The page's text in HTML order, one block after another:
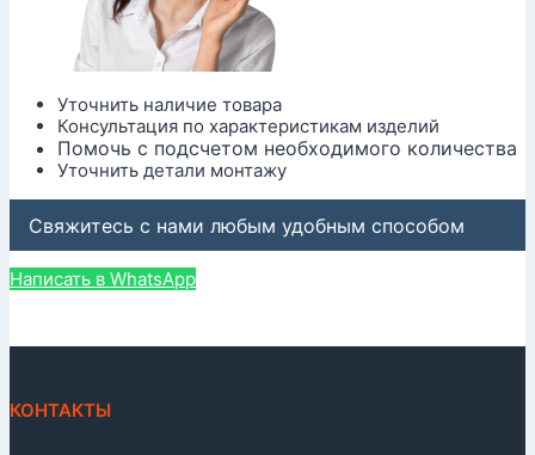
Уточнить наличие товара
Консультация по характеристикам изделий
Помочь с подсчетом необходимого количества
Уточнить детали монтажу
Свяжитесь с нами любым удобным способом
Написать в WhatsApp
КОНТАКТЫ